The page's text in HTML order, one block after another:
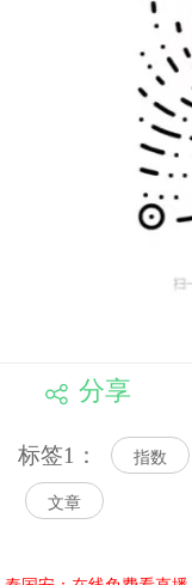
分享
标签1： 指数
文章